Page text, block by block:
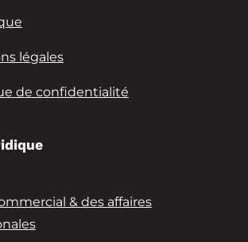
légales
de confidentialité
& des affaires